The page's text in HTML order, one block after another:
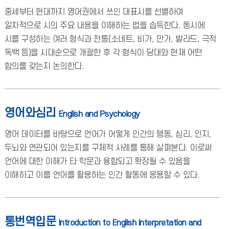
중세부터 현대까지 영어권에서 쓰인 대표시를 선별하여
일차적으로 시의 주요 내용을 이해하는 법을 습득한다. 동시에
시를 구성하는 여러 형식과 전통(소네트, 비가, 만가, 발라드, 극적
독백 등)을 시대순으로 개괄한 후 각 형식이 당대와 현재 어떤
함의를 갖는지 논의한다.
영어와심리 English and Psychology
영어 데이터를 바탕으로 언어가 어떻게 인간의 행동, 심리, 인지,
두뇌와 연관되어 있는지를 구체적 사례를 통해 살펴본다. 이로써
언어에 대한 이해가 타 학문과 융합되고 확장될 수 있음을
이해하고 이를 언어를 활용하는 인간 활동에 응용할 수 있다.
통번역입문 Introduction to English Interpretation and